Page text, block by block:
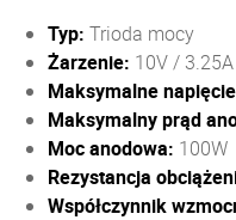
Typ: Trioda mocy
Żarzenie: 10V / 3.25A
Maksymalne
Maksymalny prąd
Moc anodowa: 100W
Rezystancja
Współczynnik